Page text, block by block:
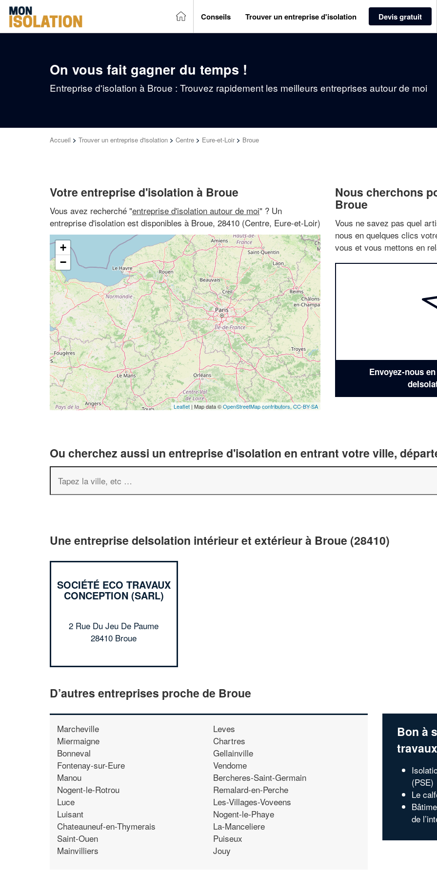
Conseils Trouver un entreprise d'isolation Devis gratuit
On vous fait gagner du temps !
Entreprise d'isolation à Broue : Trouvez rapidement les meilleurs entreprises autour de moi
Accueil > Trouver un entreprise d'isolation > Centre > Eure-et-Loir > Broue
Votre entreprise d'isolation à Broue
Vous avez recherché "entreprise d'isolation autour de moi" ? Un
entreprise d'isolation est disponibles à Broue, 28410 (Centre, Eure-et-Loir)
+
−
Leaflet | Map data ©OpenStreetMap contributors, CC-BY-SA
Nous cherchons
Broue
Vous ne savez pas quel
nous en quelques clics
vous et vous mettons en
Envoyez-nous
Ou cherchez aussi un entreprise d'isolation en entrant votre ville,
Une entreprise deIsolation intérieur et extérieur à Broue (28410)
SOCIÉTÉ ECO TRAVAUX
CONCEPTION (SARL)
2 Rue Du Jeu De Paume
28410 Broue
D’autres entreprises proche de Broue
Marcheville
Miermaigne
Bonneval
Fontenay-sur-Eure
Manou
Nogent-le-Rotrou
Luce
Luisant
Chateauneuf-en-Thymerais
Saint-Ouen
Mainvilliers
Leves
Chartres
Gellainville
Vendome
Bercheres-Saint-Germain
Remalard-en-Perche
Les-Villages-Voveens
Nogent-le-Phaye
La-Manceliere
Puiseux
Jouy
Bon à
travaux
(PSE)
Le
de